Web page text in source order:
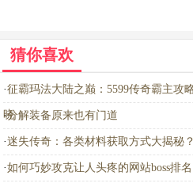
猜你喜欢
·征霸玛法大陆之巅：5599传奇霸主攻
晓
·分解装备原来也有门道
·迷失传奇：各类材料获取方式大揭秘？
·如何巧妙攻克让人头疼的网站boss排名